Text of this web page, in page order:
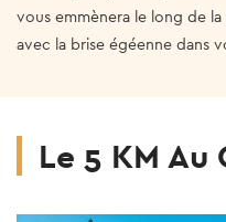
vous emmènera le long de
avec la brise égéenne dans
Le 5 KM Au